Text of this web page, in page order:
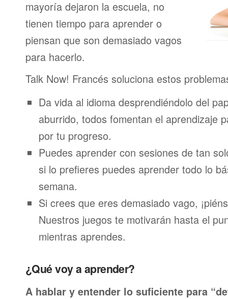
mayoría dejaron la escuela, no
tienen tiempo para aprender o
piensan que son demasiado vagos
para hacerlo.
Talk Now! Francés soluciona estos
Da vida al idioma desprendiéndolo del
aburrido, todos fomentan el aprendizaje
por tu progreso.
Puedes aprender con sesiones de tan
si lo prefieres puedes aprender todo lo
semana.
Si crees que eres demasiado vago,
Nuestros juegos te motivarán hasta el
mientras aprendes.
¿Qué voy a aprender?
A hablar y entender lo suficiente para